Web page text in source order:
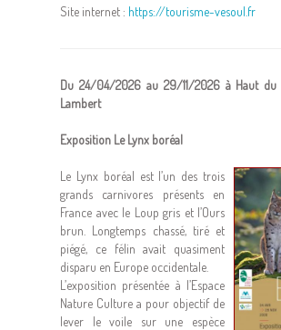
Site internet : https://tourisme-vesoul.fr
Du 24/04/2026 au 29/11/2026 à Haut du
Lambert
Exposition Le Lynx boréal
Le Lynx boréal est l’un des trois
grands carnivores présents en
France avec le Loup gris et l’Ours
brun. Longtemps chassé, tiré et
piégé, ce félin avait quasiment
disparu en Europe occidentale.
L’exposition présentée à l’Espace
Nature Culture a pour objectif de
lever le voile sur une espèce